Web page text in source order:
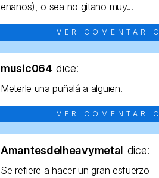
enanos), o sea no gitano muy...
VER COMENTARIO
music064 dice:
Meterle una puñalá a alguien.
VER COMENTARIO
Amantesdelheavymetal dice:
Se refiere a hacer un gran esfuerzo